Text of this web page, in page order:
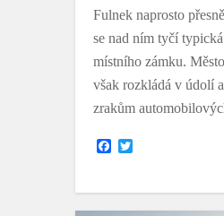
Fulnek naprosto
se nad ním tyčí typická
místního zámku.
však rozkládá v údolí
zrakům
F